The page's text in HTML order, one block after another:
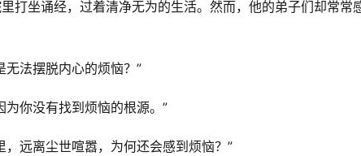
打坐诵经，过着清净无为的生活。然而，他的弟子们却常常
法摆脱内心的烦恼？”
你没有找到烦恼的根源。”
远离尘世喧嚣，为何还会感到烦恼？”